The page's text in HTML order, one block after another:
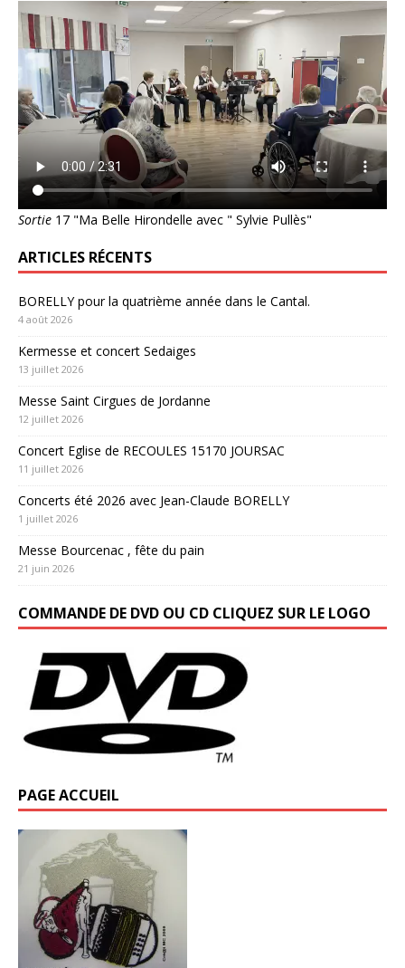
Sortie 17 "Ma Belle Hirondelle avec " Sylvie Pullès"
ARTICLES RÉCENTS
BORELLY pour la quatrième année dans le Cantal.
4 août 2026
Kermesse et concert Sedaiges
13 juillet 2026
Messe Saint Cirgues de Jordanne
12 juillet 2026
Concert Eglise de RECOULES 15170 JOURSAC
11 juillet 2026
Concerts été 2026 avec Jean-Claude BORELLY
1 juillet 2026
Messe Bourcenac , fête du pain
21 juin 2026
COMMANDE DE DVD OU CD CLIQUEZ SUR LE LOGO
PAGE ACCUEIL